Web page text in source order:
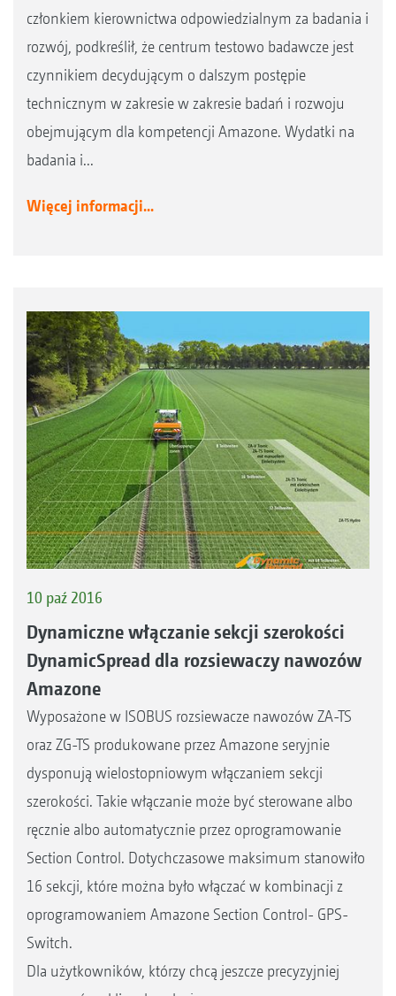
członkiem kierownictwa odpowiedzialnym za badania i
rozwój, podkreślił, że centrum testowo badawcze jest
czynnikiem decydującym o dalszym postępie
technicznym w zakresie w zakresie badań i rozwoju
obejmującym dla kompetencji Amazone. Wydatki na
badania i...
Więcej informacji...
10 paź 2016
Dynamiczne włączanie sekcji szerokości
DynamicSpread dla rozsiewaczy nawozów
Amazone
Wyposażone w ISOBUS rozsiewacze nawozów ZA-TS
oraz ZG-TS produkowane przez Amazone seryjnie
dysponują wielostopniowym włączaniem sekcji
szerokości. Takie włączanie może być sterowane albo
ręcznie albo automatycznie przez oprogramowanie
Section Control. Dotychczasowe maksimum stanowiło
16 sekcji, które można było włączać w kombinacji z
oprogramowaniem Amazone Section Control- GPS-
Switch.
Dla użytkowników, którzy chcą jeszcze precyzyjniej